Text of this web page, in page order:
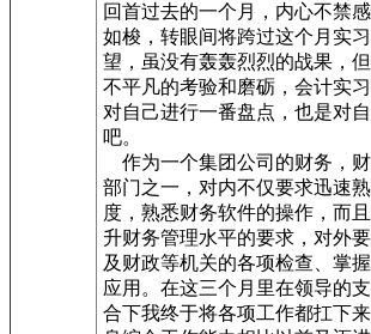
回首过去的一个月，内心不禁
如梭，转眼间将跨过这个月实
望，虽没有轰轰烈烈的战果，
不平凡的考验和磨砺，会计实
对自己进行一番盘点，也是对
吧。
作为一个集团公司的财务，
部门之一，对内不仅要求迅速
度，熟悉财务软件的操作，而
升财务管理水平的要求，对外
及财政等机关的各项检查、掌
应用。在这三个月里在领导的
合下我终于将各项工作都扛下